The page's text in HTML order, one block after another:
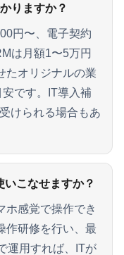
りますか？
円〜、電子契約
は月額1〜5万円
たオリジナルの業
です。IT導入補
けられる場合もあ
いこなせますか？
ホ感覚で操作でき
作研修を行い、最
運用すれば、ITが